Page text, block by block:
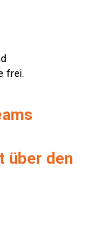
frei.
über den